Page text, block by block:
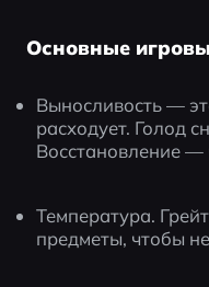
Основные
Выносливость —
расходует. Голод
Восстановление —
Температура.
предметы, чтобы